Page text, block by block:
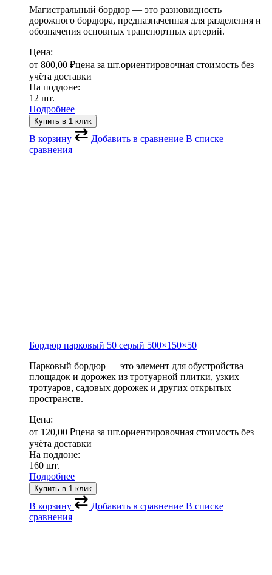
Магистральный бордюр — это разновидность
дорожного бордюра, предназначенная для разделения и
обозначения основных транспортных артерий.
Цена:
от 800,00 ₽цена за шт.ориентировочная стоимость без
учёта доставки
На поддоне:
12 шт.
Подробнее
Купить в 1 клик
В корзину Добавить в сравнение В списке
сравнения
Бордюр парковый 50 серый 500×150×50
Парковый бордюр — это элемент для обустройства
площадок и дорожек из тротуарной плитки, узких
тротуаров, садовых дорожек и других открытых
пространств.
Цена:
от 120,00 ₽цена за шт.ориентировочная стоимость без
учёта доставки
На поддоне:
160 шт.
Подробнее
Купить в 1 клик
В корзину Добавить в сравнение В списке
сравнения